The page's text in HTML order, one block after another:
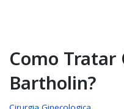
Como Tratar
Bartholin?